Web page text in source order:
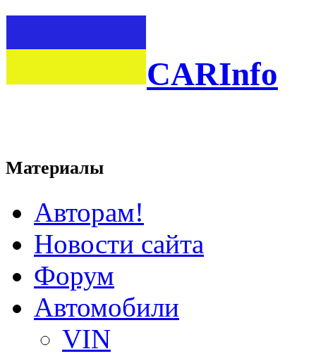
CARInfo
Материалы
Авторам!
Новости сайта
Форум
Автомобили
VIN